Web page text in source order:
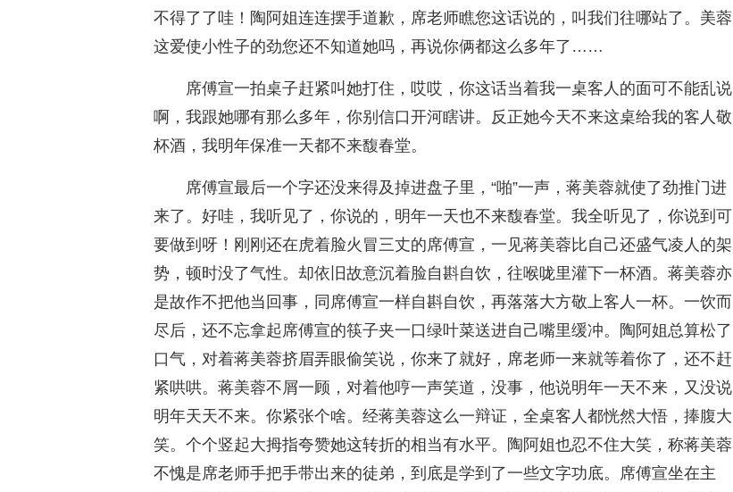
不得了了哇！陶阿姐连连摆手道歉，席老师瞧您这话说的，叫我们往哪站了。美蓉
这爱使小性子的劲您还不知道她吗，再说你俩都这么多年了……
席傅宣一拍桌子赶紧叫她打住，哎哎，你这话当着我一桌客人的面可不能乱说
啊，我跟她哪有那么多年，你别信口开河瞎讲。反正她今天不来这桌给我的客人敬
杯酒，我明年保准一天都不来馥春堂。
席傅宣最后一个字还没来得及掉进盘子里，“啪”一声，蒋美蓉就使了劲推门进
来了。好哇，我听见了，你说的，明年一天也不来馥春堂。我全听见了，你说到可
要做到呀！刚刚还在虎着脸火冒三丈的席傅宣，一见蒋美蓉比自己还盛气凌人的架
势，顿时没了气性。却依旧故意沉着脸自斟自饮，往喉咙里灌下一杯酒。蒋美蓉亦
是故作不把他当回事，同席傅宣一样自斟自饮，再落落大方敬上客人一杯。一饮而
尽后，还不忘拿起席傅宣的筷子夹一口绿叶菜送进自己嘴里缓冲。陶阿姐总算松了
口气，对着蒋美蓉挤眉弄眼偷笑说，你来了就好，席老师一来就等着你了，还不赶
紧哄哄。蒋美蓉不屑一顾，对着他哼一声笑道，没事，他说明年一天不来，又没说
明年天天不来。你紧张个啥。经蒋美蓉这么一辩证，全桌客人都恍然大悟，捧腹大
笑。个个竖起大拇指夸赞她这转折的相当有水平。陶阿姐也忍不住大笑，称蒋美蓉
不愧是席老师手把手带出来的徒弟，到底是学到了一些文字功底。席傅宣坐在主